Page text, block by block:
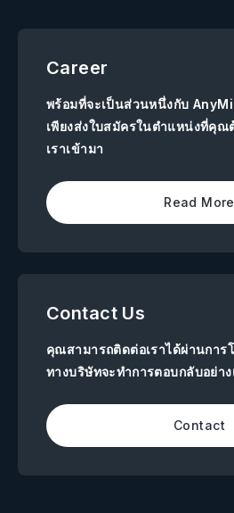
Career
พร้อมที่จะเป็นส่วนหนึ่งกับ
เพียงส่งใบสมัครในตำแหน่งที่คุณ
เราเข้ามา
Read More
Contact Us
คุณสามารถติดต่อเราได้ผ่านการ
ทางบริษัทจะทำการตอบกลับอย่าง
Contact